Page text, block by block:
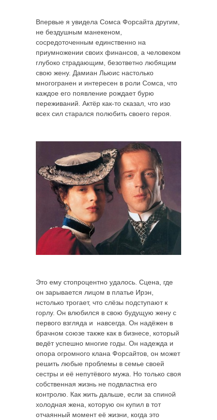
Впервые я увидела Сомса Форсайта другим,
не бездушным манекеном,
сосредоточенным единственно на
приумножении своих финансов, а человеком
глубоко страдающим, безответно любящим
свою жену. Дамиан Льюис настолько
многогранен и интересен в роли Сомса, что
каждое его появление рождает бурю
переживаний. Актёр как-то сказал, что изо
всех сил старался полюбить своего героя.
Это ему стопроцентно удалось. Сцена, где
он зарывается лицом в платье Ирэн,
нстолько трогает, что слёзы подступают к
горлу. Он влюбился в свою будущую жену с
первого взгляда и навсегда. Он надёжен в
брачном союзе также как в бизнесе, который
ведёт успешно многие годы. Он надежда и
опора огромного клана Форсайтов, он может
решить любые проблемы в семье своей
сестры и её непутёвого мужа. Но только своя
собственная жизнь не подвластна его
контролю. Как жить дальше, если за спиной
холодная жена, которую он купил в тот
отчаянный момент её жизни, когда это